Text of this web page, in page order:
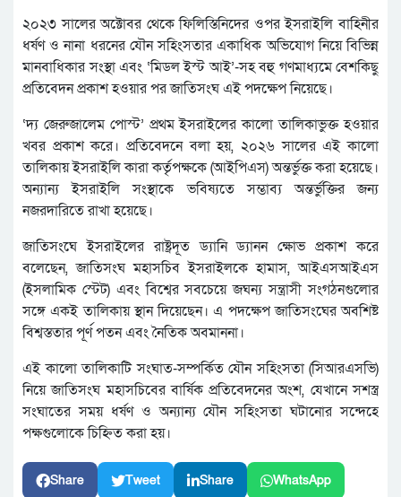
২০২৩ সালের অক্টোবর থেকে ফিলিস্তিনিদের ওপর ইসরাইলি বাহিনীর
ধর্ষণ ও নানা ধরনের যৌন সহিংসতার একাধিক অভিযোগ নিয়ে বিভিন্ন
মানবাধিকার সংস্থা এবং ‘মিডল ইস্ট আই’-সহ বহু গণমাধ্যমে বেশকিছু
প্রতিবেদন প্রকাশ হওয়ার পর জাতিসংঘ এই পদক্ষেপ নিয়েছে।
‘দ্য জেরুজালেম পোস্ট’ প্রথম ইসরাইলের কালো তালিকাভুক্ত হওয়ার
খবর প্রকাশ করে। প্রতিবেদনে বলা হয়, ২০২৬ সালের এই কালো
তালিকায় ইসরাইলি কারা কর্তৃপক্ষকে (আইপিএস) অন্তর্ভুক্ত করা হয়েছে।
অন্যান্য ইসরাইলি সংস্থাকে ভবিষ্যতে সম্ভাব্য অন্তর্ভুক্তির জন্য
নজরদারিতে রাখা হয়েছে।
জাতিসংঘে ইসরাইলের রাষ্ট্রদূত ড্যানি ড্যানন ক্ষোভ প্রকাশ করে
বলেছেন, জাতিসংঘ মহাসচিব ইসরাইলকে হামাস, আইএসআইএস
(ইসলামিক স্টেট) এবং বিশ্বের সবচেয়ে জঘন্য সন্ত্রাসী সংগঠনগুলোর
সঙ্গে একই তালিকায় স্থান দিয়েছেন। এ পদক্ষেপ জাতিসংঘের অবশিষ্ট
বিশ্বস্ততার পূর্ণ পতন এবং নৈতিক অবমাননা।
এই কালো তালিকাটি সংঘাত-সম্পর্কিত যৌন সহিংসতা (সিআরএসভি)
নিয়ে জাতিসংঘ মহাসচিবের বার্ষিক প্রতিবেদনের অংশ, যেখানে সশস্ত্র
সংঘাতের সময় ধর্ষণ ও অন্যান্য যৌন সহিংসতা ঘটানোর সন্দেহে
পক্ষগুলোকে চিহ্নিত করা হয়।
Share Tweet Share WhatsApp